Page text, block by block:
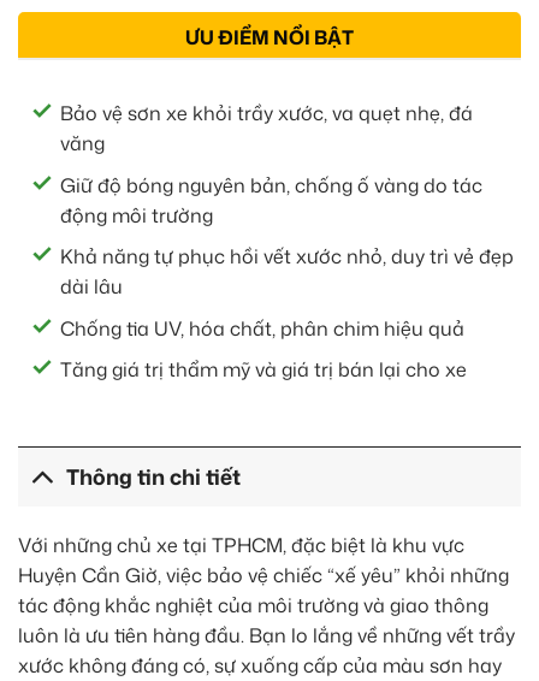
ƯU ĐIỂM NỔI BẬT
Bảo vệ sơn xe khỏi trầy xước, va quẹt nhẹ, đá
văng
Giữ độ bóng nguyên bản, chống ố vàng do tác
động môi trường
Khả năng tự phục hồi vết xước nhỏ, duy trì vẻ đẹp
dài lâu
Chống tia UV, hóa chất, phân chim hiệu quả
Tăng giá trị thẩm mỹ và giá trị bán lại cho xe
Thông tin chi tiết
Với những chủ xe tại TPHCM, đặc biệt là khu vực
Huyện Cần Giờ, việc bảo vệ chiếc “xế yêu” khỏi những
tác động khắc nghiệt của môi trường và giao thông
luôn là ưu tiên hàng đầu. Bạn lo lắng về những vết trầy
xước không đáng có, sự xuống cấp của màu sơn hay